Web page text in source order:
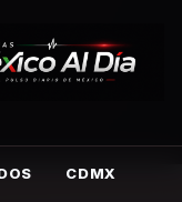
CDMX